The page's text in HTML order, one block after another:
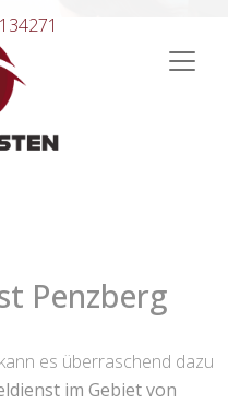
Penzberg
es überraschend dazu
im Gebiet von